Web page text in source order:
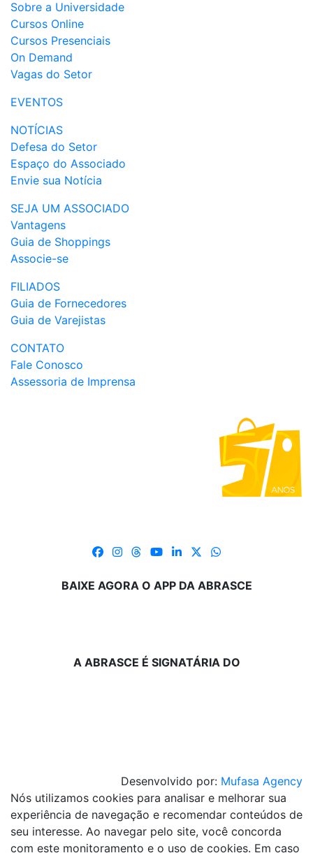
Sobre a Universidade
Cursos Online
Cursos Presenciais
On Demand
Vagas do Setor
EVENTOS
NOTÍCIAS
Defesa do Setor
Espaço do Associado
Envie sua Notícia
SEJA UM ASSOCIADO
Vantagens
Guia de Shoppings
Associe-se
FILIADOS
Guia de Fornecedores
Guia de Varejistas
CONTATO
Fale Conosco
Assessoria de Imprensa
BAIXE AGORA O APP DA ABRASCE
A ABRASCE É SIGNATÁRIA DO
Desenvolvido por: Mufasa Agency
Nós utilizamos cookies para analisar e melhorar sua
experiência de navegação e recomendar conteúdos de
seu interesse. Ao navegar pelo site, você concorda
com este monitoramento e o uso de cookies. Em caso